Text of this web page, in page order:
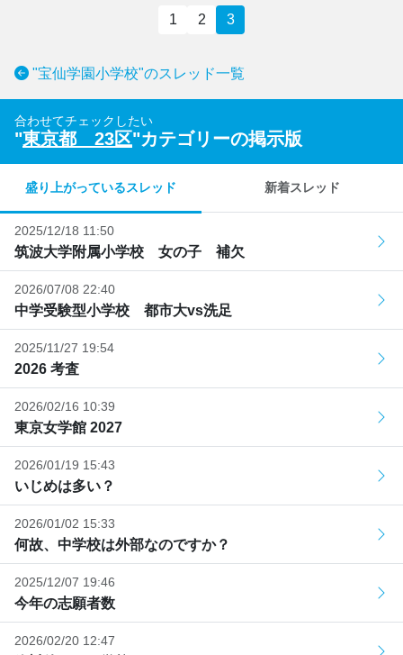
1 2 3
"宝仙学園小学校"のスレッド一覧
合わせてチェックしたい
"東京都 23区"カテゴリーの掲示版
盛り上がっているスレッド 新着スレッド
2025/12/18 11:50
筑波大学附属小学校 女の子 補欠
2026/07/08 22:40
中学受験型小学校 都市大vs洗足
2025/11/27 19:54
2026 考査
2026/02/16 10:39
東京女学館 2027
2026/01/19 15:43
いじめは多い？
2026/01/02 15:33
何故、中学校は外部なのですか？
2025/12/07 19:46
今年の志願者数
2026/02/20 12:47